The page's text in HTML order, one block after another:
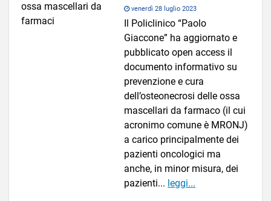
venerdì 28 luglio 2023
Il Policlinico “Paolo
Giaccone” ha aggiornato e
pubblicato open access il
documento informativo su
prevenzione e cura
dell’osteonecrosi delle ossa
mascellari da farmaco (il cui
acronimo comune è MRONJ)
a carico principalmente dei
pazienti oncologici ma
anche, in minor misura, dei
pazienti... leggi...